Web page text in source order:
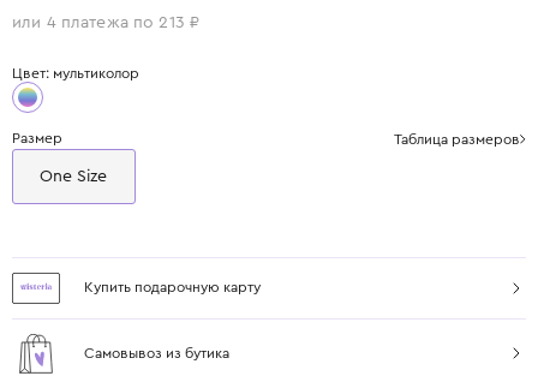
или 4 платежа по 213 ₽
Цвет: мультиколор
Размер Таблица размеров
One Size
Купить подарочную карту
Самовывоз из бутика